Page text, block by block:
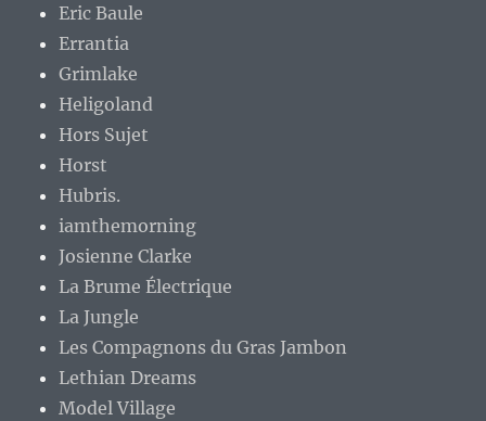
La Brume Électrique
La Jungle
Les Compagnons du Gras Jambon
Lethian Dreams
Model Village
Moon & Sun
Moon Rambler
Moreor
Mourning Dove
Ordinary Vision
Ossonor
Parqks
Persona
Peter Gregson